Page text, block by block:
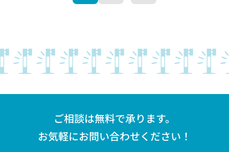
ご相談は無料で承ります。
お気軽にお問い合わせください！